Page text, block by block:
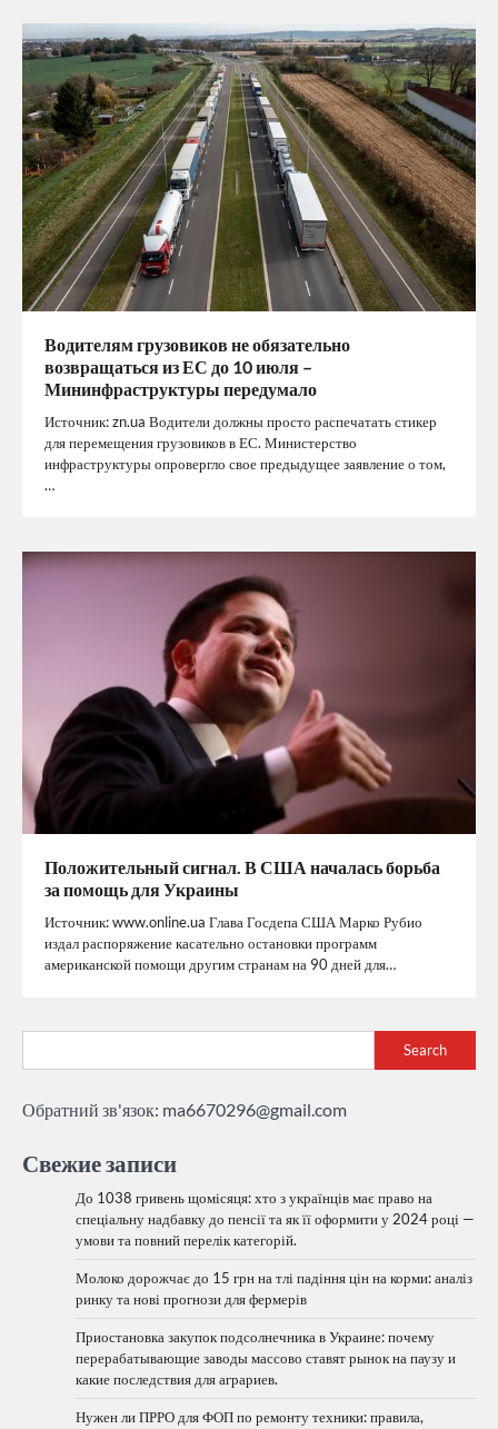
Водителям грузовиков не обязательно
возвращаться из ЕС до 10 июля –
Мининфраструктуры передумало
Источник: zn.ua Водители должны просто распечатать стикер
для перемещения грузовиков в ЕС. Министерство
инфраструктуры опровергло свое предыдущее заявление о том,
…
Положительный сигнал. В США началась борьба
за помощь для Украины
Источник: www.online.ua Глава Госдепа США Марко Рубио
издал распоряжение касательно остановки программ
американской помощи другим странам на 90 дней для…
Search
Обратний зв'язок: ma6670296@gmail.com
Свежие записи
До 1038 гривень щомісяця: хто з українців має право на
спеціальну надбавку до пенсії та як її оформити у 2024 році —
умови та повний перелік категорій.
Молоко дорожчає до 15 грн на тлі падіння цін на корми: аналіз
ринку та нові прогнози для фермерів
Приостановка закупок подсолнечника в Украине: почему
перерабатывающие заводы массово ставят рынок на паузу и
какие последствия для аграриев.
Нужен ли ПРРО для ФОП по ремонту техники: правила,